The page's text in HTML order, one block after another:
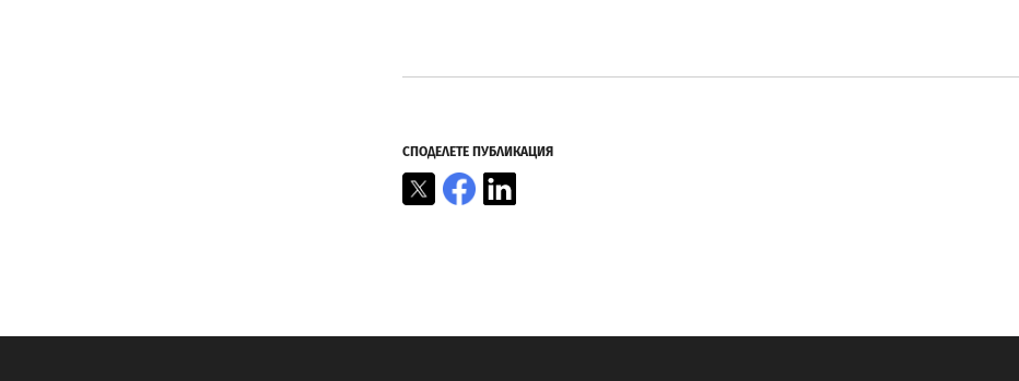
СПОДЕЛЕТЕ ПУБЛИКАЦИЯ
X Facebook